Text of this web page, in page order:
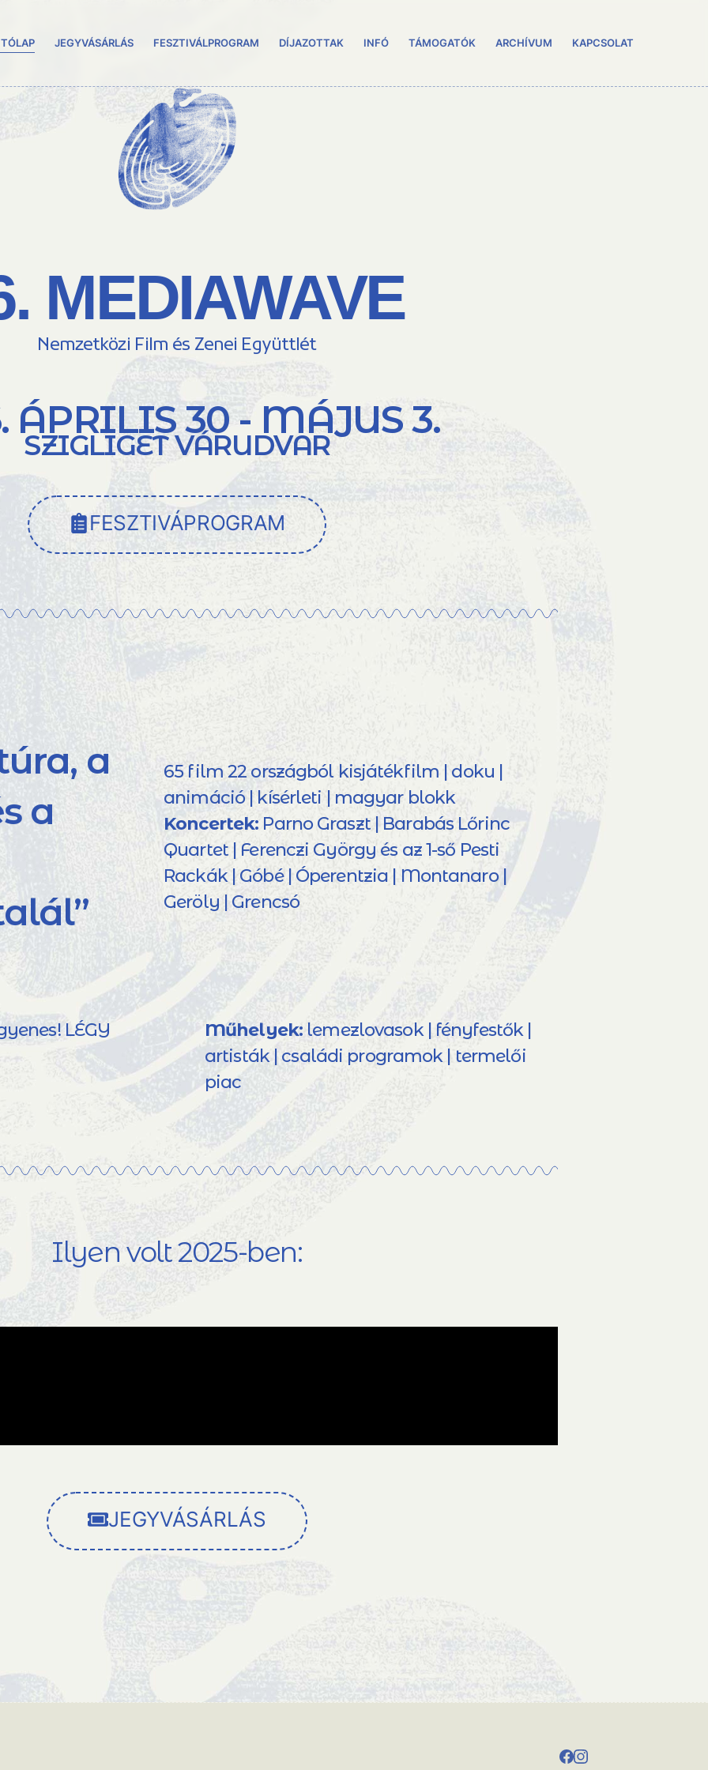
JEGYVÁSÁRLÁS FESZTIVÁLPROGRAM DÍJAZOTTAK INFÓ TÁMOGATÓK ARCHÍVUM KAPCSOLAT
MEDIAWAVE
Nemzetközi Film és Zenei Együttlét
ÁPRILIS 30 - MÁJUS 3.
SZIGLIGET VÁRUDVAR
FESZTIVÁPROGRAM
a
a
65 film 22 országból kisjátékfilm | doku |
animáció | kísérleti | magyar blokk
Koncertek: Parno Graszt | Barabás Lőrinc
Quartet | Ferenczi György és az 1-ső Pesti
Rackák | Góbé | Óperentzia | Montanaro |
Geröly | Grencsó
LÉGY Műhelyek: lemezlovasok | fényfestők |
artisták | családi programok | termelői
piac
Ilyen volt 2025-ben:
JEGYVÁSÁRLÁS